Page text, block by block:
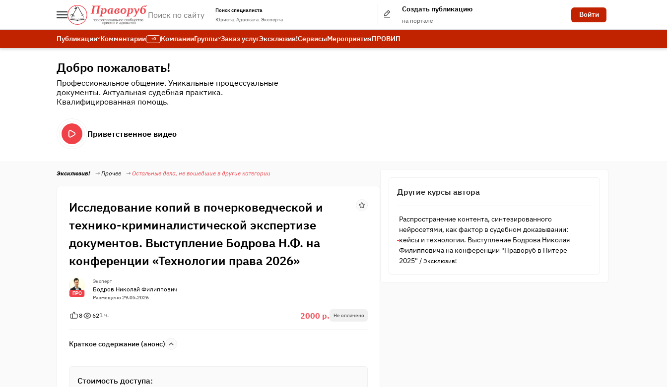
Поиск специалиста
Юриста. Адвоката. Эксперта
Создать публикацию
на портале
Войти
Публикации Комментарии +0 КомпанииГруппы Заказ услугЭксклюзив!СервисыМероприятияПРОВИП
Добро пожаловать!
Профессиональное общение. Уникальные процессуальные
документы. Актуальная судебная практика.
Квалифицированная помощь.
Приветственное видео
Эксклюзив! Прочее Остальные дела, не вошедшие в другие категории
Исследование копий в почерковедческой и
технико-криминалистической экспертизе
документов. Выступление Бодрова Н.Ф. на
конференции «Технологии права 2026»
ПРО
Эксперт
Бодров Николай Филиппович
Размещено 29.05.2026
8 621 ч. 2000 р. Не оплачено
Краткое содержание (анонс)
Стоимость доступа:
Другие курсы автора
Распространение контента, синтезированного
нейросетями, как фактор в судебном доказывании:
кейсы и технологии. Выступление Бодрова Николая
Филипповича на конференции "Праворуб в Питере
2025" /Эксклюзив!